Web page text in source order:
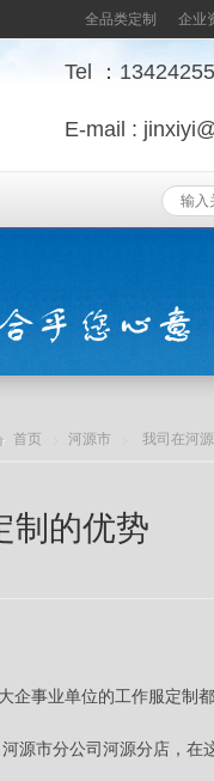
全品类定制 企业
Tel ：
E-mail :
首页 河源市 我司在河
制的优势
事业单位的工作服定制都
源市分公司河源分店，在